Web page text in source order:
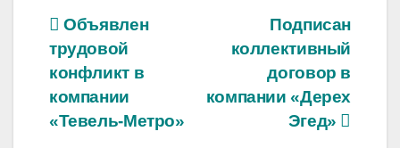
Навигация
по
записям
Подписан
коллективный
договор в
компании «Дерех
Эгед»
Объявлен
трудовой
конфликт в
компании
«Тевель-Метро»